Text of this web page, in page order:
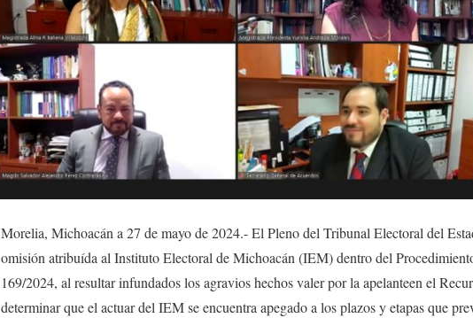
Morelia, Michoacán a 27 de mayo de 2024.- El Pleno del Tribunal Electoral del
omisión atribuída al Instituto Electoral de Michoacán (IEM) dentro del
169/2024, al resultar infundados los agravios hechos valer por la apelanteen el
determinar que el actuar del IEM se encuentra apegado a los plazos y etapas que